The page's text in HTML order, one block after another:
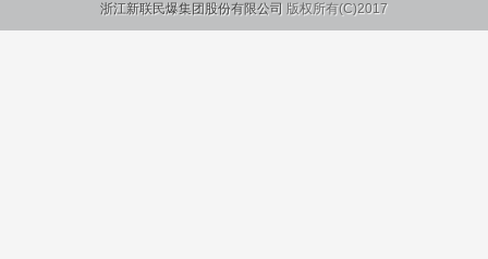
浙江新联民爆集团股份有限公司 版权所有(C)2017